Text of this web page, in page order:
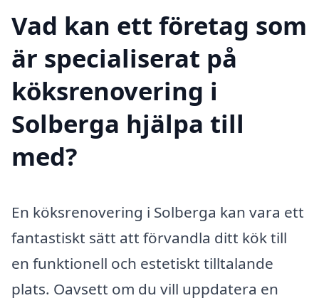
Vad kan ett företag som
är specialiserat på
köksrenovering i
Solberga hjälpa till
med?
En köksrenovering i Solberga kan vara ett
fantastiskt sätt att förvandla ditt kök till
en funktionell och estetiskt tilltalande
plats. Oavsett om du vill uppdatera en